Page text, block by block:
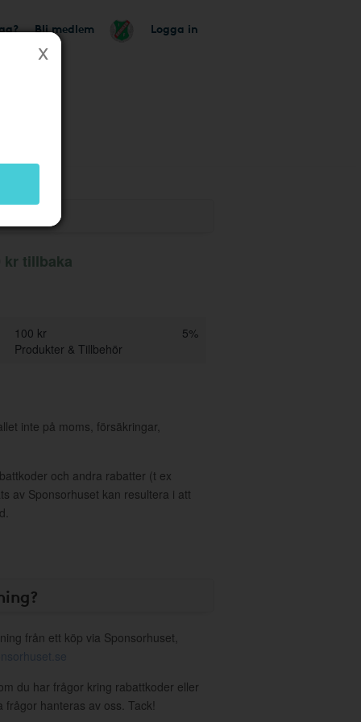
Bli medlem Logga in
kr tillbaka
100 kr
Produkter & Tillbehör
5%
inte på moms, försäkringar,
och andra rabatter (t ex
av Sponsorhuset kan resultera i att
från ett köp via Sponsorhuset,
du har frågor kring rabattkoder eller
hanteras av oss. Tack!